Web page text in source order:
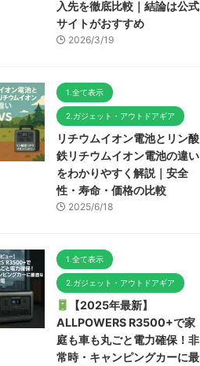
入先を徹底比較｜結論は公式
サイトがおすすめ
2026/3/19
1.全て表示
2.ガジェット・アウトドアギア
リチウムイオン電池とリン酸
鉄リチウムイオン電池の違い
をわかりやすく解説｜安全
性・寿命・価格の比較
2025/6/18
1.全て表示
2.ガジェット・アウトドアギア
【2025年最新】
ALLPOWERS R3500+で家
庭も車も丸ごと電力確保！非
常時・キャンピングカーに最